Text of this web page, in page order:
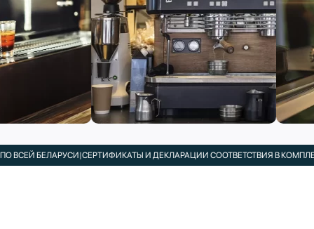
|СЕРТИФИКАТЫ И ДЕКЛАРАЦИИ СООТВЕТСТВИЯ В КОМПЛЕКТЕ|